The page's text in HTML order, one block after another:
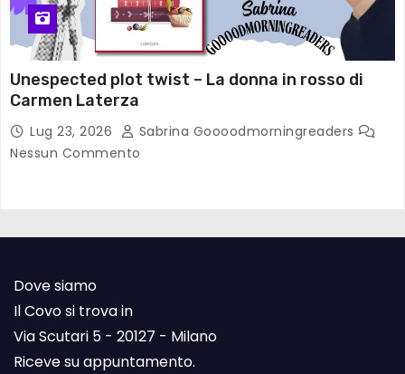
Unespected plot twist – La donna in rosso di
Carmen Laterza
Lug 23, 2026
Sabrina Goooodmorningreaders
Nessun Commento
Dove siamo
Il Covo si trova in
Via Scutari 5 - 20127 - Milano
Riceve su appuntamento.